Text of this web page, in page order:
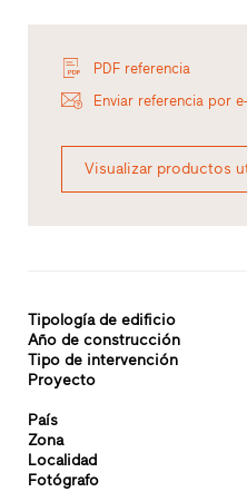
PDF referencia
Enviar referencia por
Visualizar productos
Tipología de edificio
Año de construcción
Tipo de intervención
Proyecto
País
Zona
Localidad
Fotógrafo